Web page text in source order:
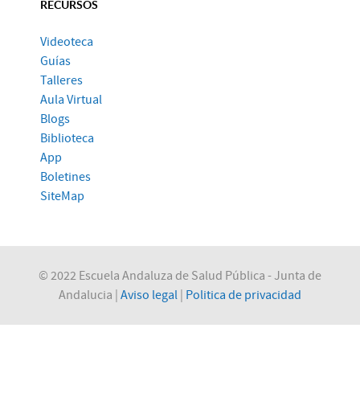
RECURSOS
Videoteca
Guías
Talleres
Aula Virtual
Blogs
Biblioteca
App
Boletines
SiteMap
© 2022 Escuela Andaluza de Salud Pública - Junta de
Andalucia | Aviso legal | Politica de privacidad